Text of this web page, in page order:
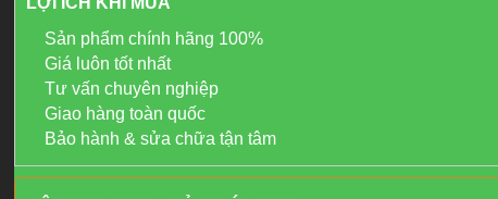
Sản phẩm chính hãng 100%
Giá luôn tốt nhất
Tư vấn chuyên nghiệp
Giao hàng toàn quốc
Bảo hành & sửa chữa tận tâm